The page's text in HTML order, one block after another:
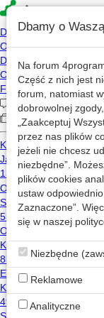
4p » Forum
Oceny i
1 2 3 ... 63 »
0 9.3k 16
Adam Boduch 2011-
Skaner adresów IP
78 3.9k
vibecoding
Michał_Stankiewicz
Dbamy o
Na forum
Część z nich jest
forum, natomiast
dobrowolnej
„Zaakceptuj
przez nas plików
jeżeli nie chcesz
niezbędne”.
plików cookies
ustaw
Zaznaczone”.
się w naszej
Niezbędne
Reklamowe
Analityczne